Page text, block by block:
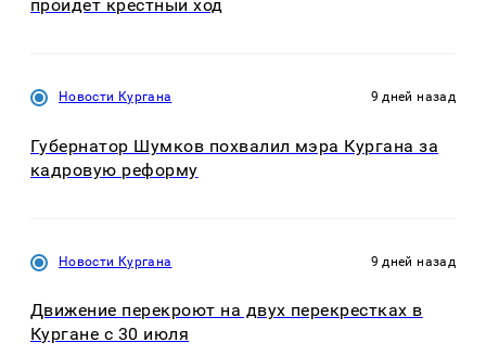
пройдет крестный ход
Новости Кургана 9 дней назад
Губернатор Шумков похвалил мэра Кургана за
кадровую реформу
Новости Кургана 9 дней назад
Движение перекроют на двух перекрестках в
Кургане с 30 июля